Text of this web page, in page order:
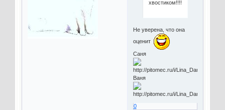
хвостиком!!!!!
Не уверена, что она
оценит
Саня
Ваня
0